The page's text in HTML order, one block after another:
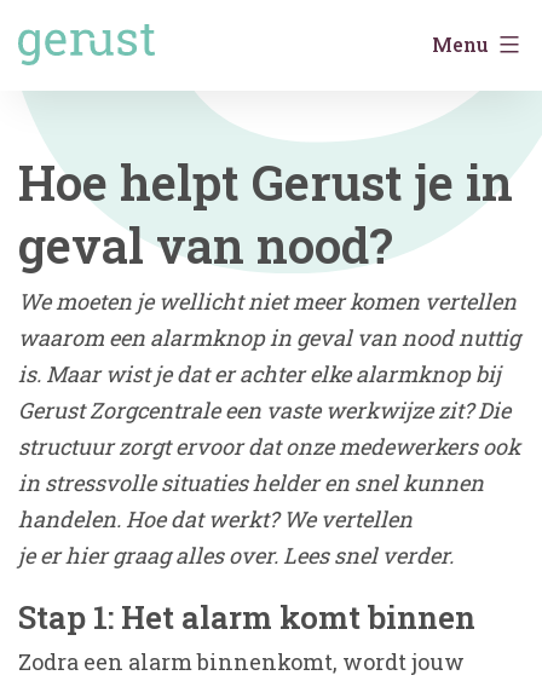
Menu
Hoe helpt Gerust je in
geval van nood?
We moeten je wellicht niet meer komen vertellen
waarom een alarmknop in geval van nood nuttig
is. Maar wist je dat er achter elke alarmknop bij
Gerust Zorgcentrale een vaste werkwijze zit? Die
structuur zorgt ervoor dat onze medewerkers ook
in stressvolle situaties helder en snel kunnen
handelen. Hoe dat werkt? We vertellen
je er hier graag alles over. Lees snel verder.
Stap 1: Het alarm komt binnen
Zodra een alarm binnenkomt, wordt jouw